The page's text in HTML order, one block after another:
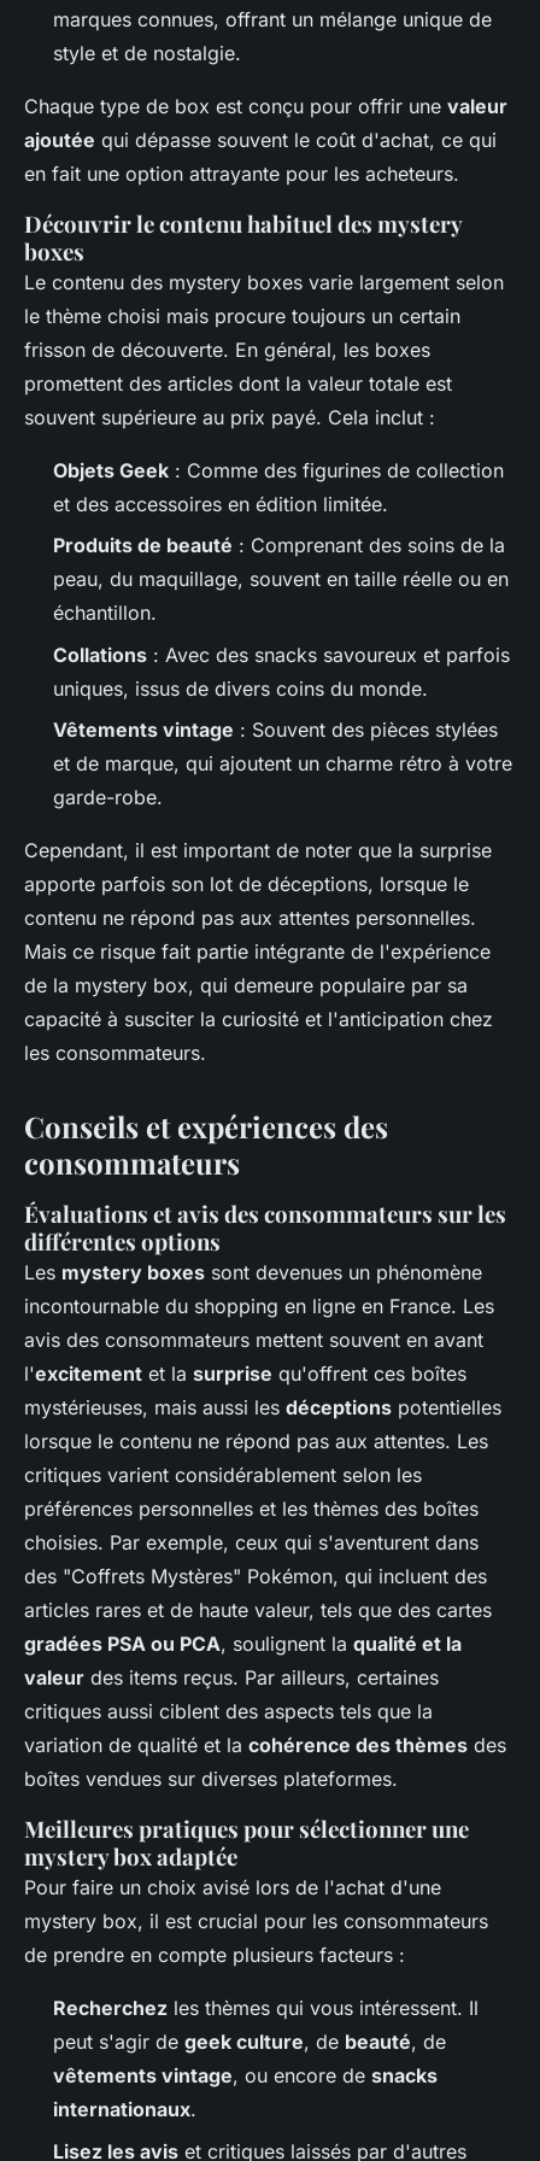
marques connues, offrant un mélange unique de
style et de nostalgie.
Chaque type de box est conçu pour offrir une valeur
ajoutée qui dépasse souvent le coût d'achat, ce qui
en fait une option attrayante pour les acheteurs.
Découvrir le contenu habituel des mystery
boxes
Le contenu des mystery boxes varie largement selon
le thème choisi mais procure toujours un certain
frisson de découverte. En général, les boxes
promettent des articles dont la valeur totale est
souvent supérieure au prix payé. Cela inclut :
Objets Geek : Comme des figurines de collection
et des accessoires en édition limitée.
Produits de beauté : Comprenant des soins de la
peau, du maquillage, souvent en taille réelle ou en
échantillon.
Collations : Avec des snacks savoureux et parfois
uniques, issus de divers coins du monde.
Vêtements vintage : Souvent des pièces stylées
et de marque, qui ajoutent un charme rétro à votre
garde-robe.
Cependant, il est important de noter que la surprise
apporte parfois son lot de déceptions, lorsque le
contenu ne répond pas aux attentes personnelles.
Mais ce risque fait partie intégrante de l'expérience
de la mystery box, qui demeure populaire par sa
capacité à susciter la curiosité et l'anticipation chez
les consommateurs.
Conseils et expériences des
consommateurs
Évaluations et avis des consommateurs sur les
différentes options
Les mystery boxes sont devenues un phénomène
incontournable du shopping en ligne en France. Les
avis des consommateurs mettent souvent en avant
l'excitement et la surprise qu'offrent ces boîtes
mystérieuses, mais aussi les déceptions potentielles
lorsque le contenu ne répond pas aux attentes. Les
critiques varient considérablement selon les
préférences personnelles et les thèmes des boîtes
choisies. Par exemple, ceux qui s'aventurent dans
des "Coffrets Mystères" Pokémon, qui incluent des
articles rares et de haute valeur, tels que des cartes
gradées PSA ou PCA, soulignent la qualité et la
valeur des items reçus. Par ailleurs, certaines
critiques aussi ciblent des aspects tels que la
variation de qualité et la cohérence des thèmes des
boîtes vendues sur diverses plateformes.
Meilleures pratiques pour sélectionner une
mystery box adaptée
Pour faire un choix avisé lors de l'achat d'une
mystery box, il est crucial pour les consommateurs
de prendre en compte plusieurs facteurs :
Recherchez les thèmes qui vous intéressent. Il
peut s'agir de geek culture, de beauté, de
vêtements vintage, ou encore de snacks
internationaux.
Lisez les avis et critiques laissés par d'autres